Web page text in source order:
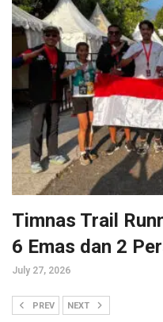
Timnas Trail
6 Emas dan 2
July 27, 2026
PREV NEXT